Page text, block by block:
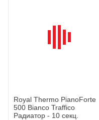
Royal Thermo PianoForte
500 Bianco Traffico
Радиатор - 10 секц.